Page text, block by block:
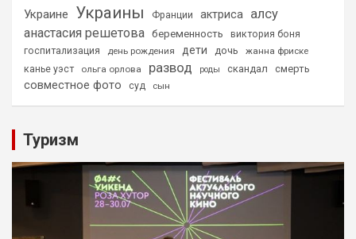
Украине Украины Франции актриса алсу
анастасия решетова беременность
виктория боня
госпитализация
день рождения дети дочь
жанна фриске
канье уэст
ольга орлова развод роды скандал смерть
совместное фото суд сын
Туризм